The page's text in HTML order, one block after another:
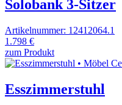
Solobank 3-Sitzer
Artikelnummer: 12412064.1
1.798 €
zum Produkt
Esszimmerstuhl